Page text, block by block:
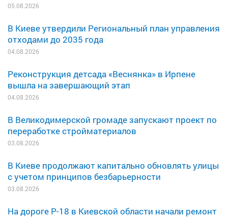
05.08.2026
В Киеве утвердили Региональный план управления
отходами до 2035 года
04.08.2026
Реконструкция детсада «Веснянка» в Ирпене
вышла на завершающий этап
04.08.2026
В Великодимерской громаде запускают проект по
переработке стройматериалов
03.08.2026
В Киеве продолжают капитально обновлять улицы
с учетом принципов безбарьерности
03.08.2026
На дороге Р-18 в Киевской области начали ремонт